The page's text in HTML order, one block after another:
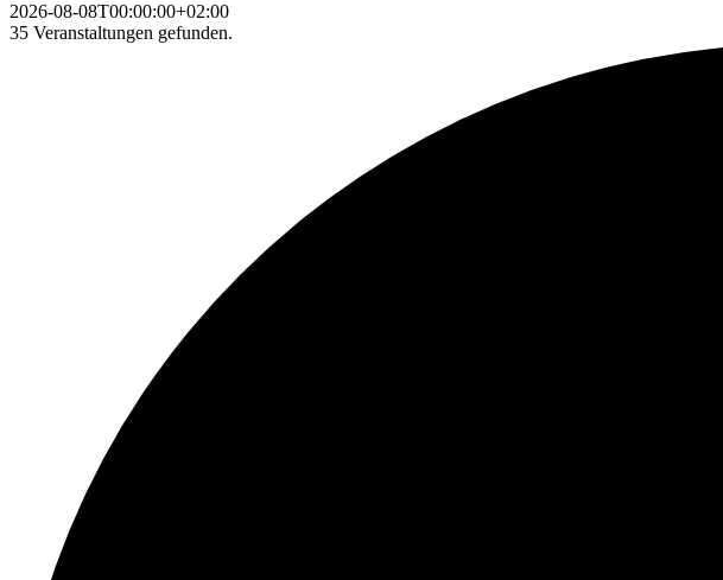
2026-08-08T00:00:00+02:00
35 Veranstaltungen gefunden.